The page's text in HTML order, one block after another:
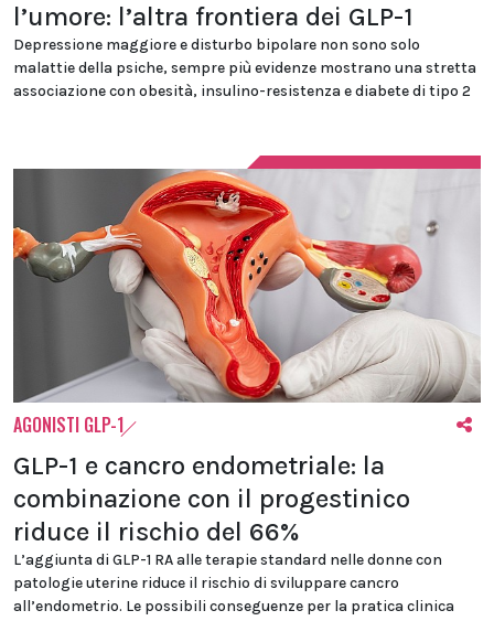
l’umore: l’altra frontiera dei GLP-1
Depressione maggiore e disturbo bipolare non sono solo
malattie della psiche, sempre più evidenze mostrano una stretta
associazione con obesità, insulino-resistenza e diabete di tipo 2
AGONISTI GLP-1
GLP-1 e cancro endometriale: la
combinazione con il progestinico
riduce il rischio del 66%
L’aggiunta di GLP-1 RA alle terapie standard nelle donne con
patologie uterine riduce il rischio di sviluppare cancro
all’endometrio. Le possibili conseguenze per la pratica clinica